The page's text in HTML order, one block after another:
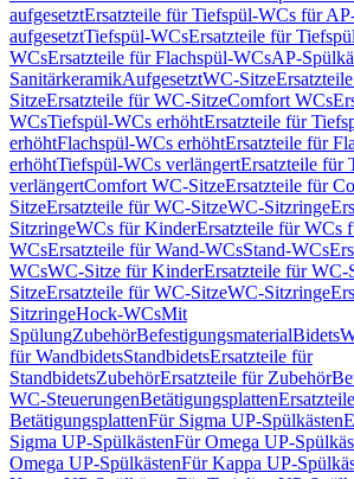
aufgesetztErsatzteile für Tiefspül-WCs für
aufgesetztTiefspül-WCsErsatzteile für
WCsErsatzteile für Flachspül-WCsAP-
SanitärkeramikAufgesetztWC-Sitze
SitzeErsatzteile für WC-SitzeComfort WCs
WCsTiefspül-WCs erhöhtErsatzteile für
erhöhtFlachspül-WCs erhöhtErsatzteile für
erhöhtTiefspül-WCs verlängertErsatzteile für
verlängertComfort WC-SitzeErsatzteile für
SitzeErsatzteile für WC-SitzeWC-Sitzringe
SitzringeWCs für KinderErsatzteile für WCs
WCsErsatzteile für Wand-WCsStand-WCs
WCsWC-Sitze für KinderErsatzteile für
SitzeErsatzteile für WC-SitzeWC-Sitzringe
SitzringeHock-WCsMit
SpülungZubehörBefestigungsmaterialBidets
für WandbidetsStandbidetsErsatzteile für
StandbidetsZubehörErsatzteile für Zubehör
WC-SteuerungenBetätigungsplatten
BetätigungsplattenFür Sigma UP-Spülkästen
Sigma UP-SpülkästenFür Omega UP-
Omega UP-SpülkästenFür Kappa UP-